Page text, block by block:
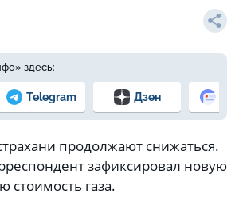
здесь:
Telegram Дзен
продолжают снижаться.
зафиксировал новую
стоимость газа.